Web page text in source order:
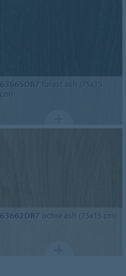
63665DR7 forest ash (75x15
cm)
63662DR7 ochre ash (75x15 cm)